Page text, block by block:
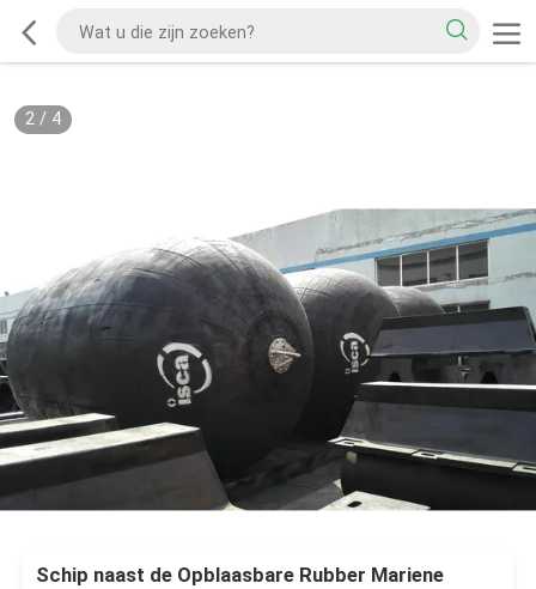
2/ 4
Schip naast de Opblaasbare Rubber Mariene